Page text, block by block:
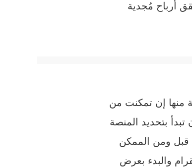
أرباح مُجدية
منها إن تمكنت من
بتحديد المنصة
قبل ومن الممكن
والبدء بعرض